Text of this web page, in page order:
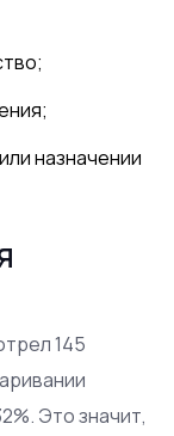
назначении
145
Это значит,